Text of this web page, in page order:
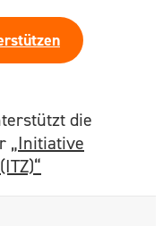
die
„Initiative